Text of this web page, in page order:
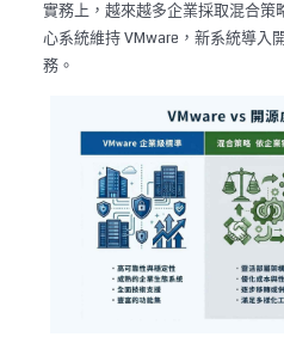
實務上，越來越多企業採取混合策
心系統維持 VMware，新系統導入
務。